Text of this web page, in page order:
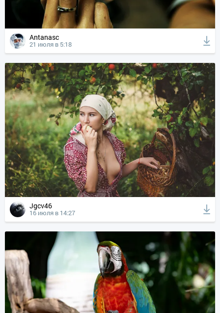
Antanasc
21 июля в 5:18
Jgcv46
16 июля в 14:27